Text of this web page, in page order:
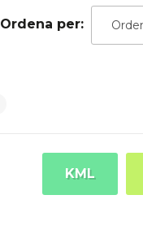
Ordena per
KML